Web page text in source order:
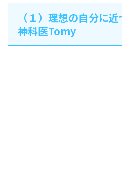
（１）理想の自分に
神科医Tomy